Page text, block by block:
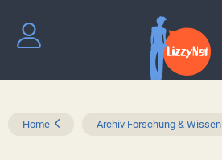
Home Archiv Forschung & Wissen